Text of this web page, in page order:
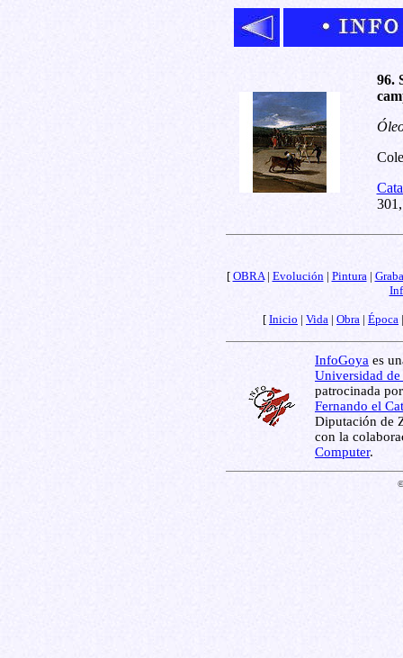
96.
[ OBRA| Evolución| Pintura|
[ Inicio | Vida | Obra | Época
InfoGoya es
Universidad de
patrocinada
Fernando el
Diputación de
con la
Computer.